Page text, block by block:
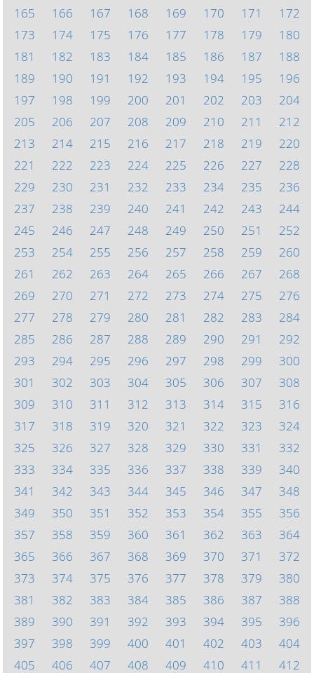
165
166 167 168 169 170 171
172
173
174 175 176 177 178 179
180
181
182 183 184 185 186 187
188
189
190 191 192 193 194 195
196
197
198 199 200 201 202 203
204
205
206 207 208 209 210 211
212
213
214 215 216 217 218 219
220
221
222 223 224 225 226 227
228
229
230 231 232 233 234 235
236
237
238 239 240 241 242 243
244
245
246 247 248 249 250 251
252
253
254 255 256 257 258 259
260
261
262 263 264 265 266 267
268
269
270 271 272 273 274 275
276
277
278 279 280 281 282 283
284
285
286 287 288 289 290 291
292
293
294 295 296 297 298 299
300
301
302 303 304 305 306 307
308
309
310 311 312 313 314 315
316
317
318 319 320 321 322 323
324
325
326 327 328 329 330 331
332
333
334 335 336 337 338 339
340
341
342 343 344 345 346 347
348
349
350 351 352 353 354 355
356
357
358 359 360 361 362 363
364
365
366 367 368 369 370 371
372
373
374 375 376 377 378 379
380
381
382 383 384 385 386 387
388
389
390 391 392 393 394 395
396
397
398 399 400 401 402 403
404
405
406 407 408 409 410 411 412